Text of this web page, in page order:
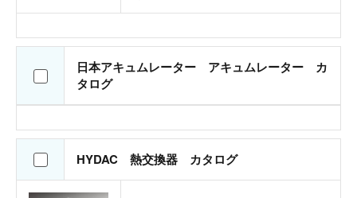
日本アキュムレーター アキュムレーター カ
タログ
HYDAC 熱交換器 カタログ